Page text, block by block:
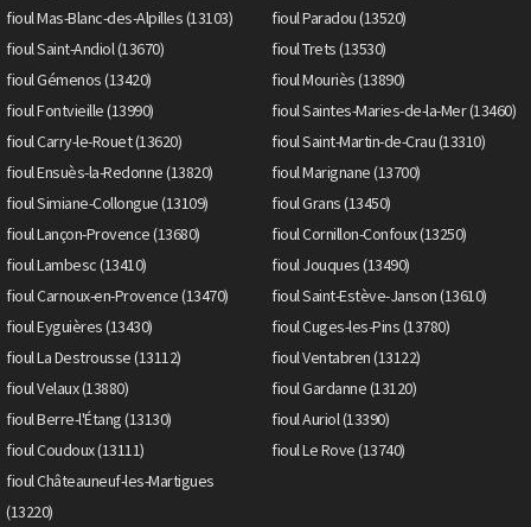
fioul Mas-Blanc-des-Alpilles (13103)
fioul Paradou (13520)
fioul Saint-Andiol (13670)
fioul Trets (13530)
fioul Gémenos (13420)
fioul Mouriès (13890)
fioul Fontvieille (13990)
fioul Saintes-Maries-de-la-Mer (13460)
fioul Carry-le-Rouet (13620)
fioul Saint-Martin-de-Crau (13310)
fioul Ensuès-la-Redonne (13820)
fioul Marignane (13700)
fioul Simiane-Collongue (13109)
fioul Grans (13450)
fioul Lançon-Provence (13680)
fioul Cornillon-Confoux (13250)
fioul Lambesc (13410)
fioul Jouques (13490)
fioul Carnoux-en-Provence (13470)
fioul Saint-Estève-Janson (13610)
fioul Eyguières (13430)
fioul Cuges-les-Pins (13780)
fioul La Destrousse (13112)
fioul Ventabren (13122)
fioul Velaux (13880)
fioul Gardanne (13120)
fioul Berre-l'Étang (13130)
fioul Auriol (13390)
fioul Coudoux (13111)
fioul Le Rove (13740)
fioul Châteauneuf-les-Martigues
(13220)